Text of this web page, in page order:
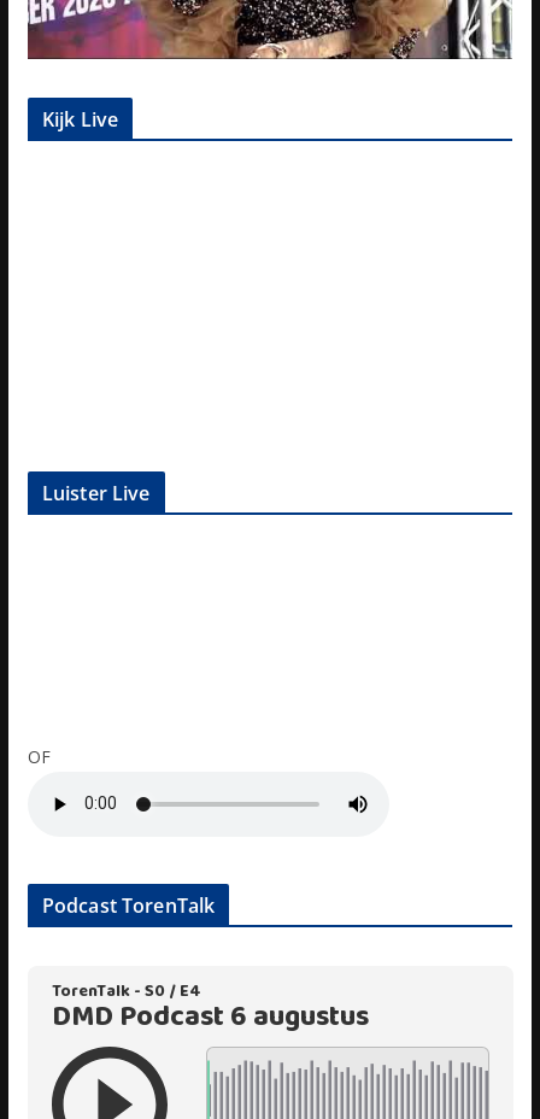
Kijk Live
Luister Live
OF
Podcast TorenTalk